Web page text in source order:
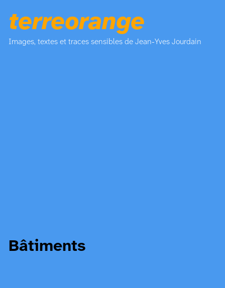
terreorange
Images, textes et traces sensibles de Jean-Yves Jourdain
Bâtiments